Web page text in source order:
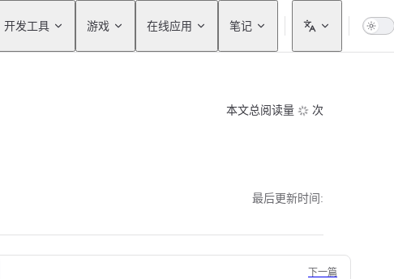
开发工具 游戏 在线应用 笔记
本文总阅读量 次
最后更新时间:
下一篇